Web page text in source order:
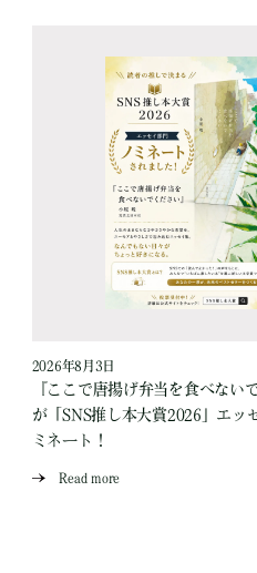
2026年8月3日
『ここで唐揚げ弁当を食べない
が「SNS推し本大賞2026」エッ
ミネート！
Read more